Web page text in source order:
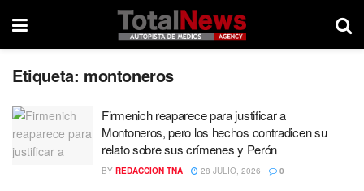
Etiqueta: montoneros
Firmenich reaparece para justificar a
Montoneros, pero los hechos contradicen su
relato sobre sus crímenes y Perón
BY REDACCION TNA 28 JULIO, 2026 0